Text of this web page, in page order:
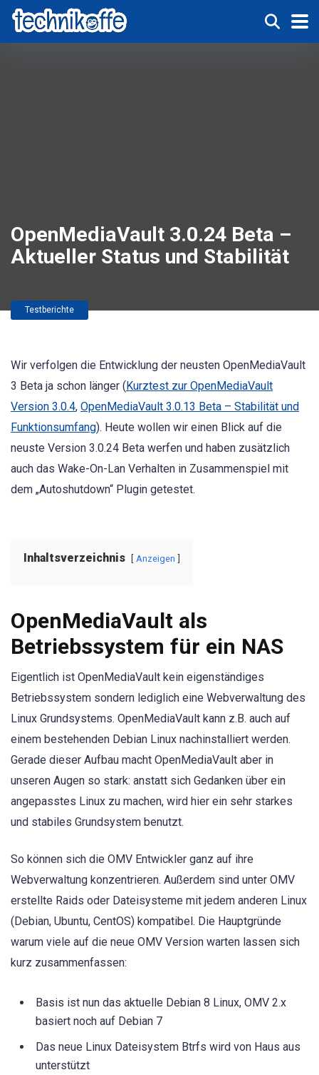
OpenMediaVault 3.0.24 Beta –
Aktueller Status und Stabilität
Testberichte
Wir verfolgen die Entwicklung der neusten OpenMediaVault
3 Beta ja schon länger (Kurztest zur OpenMediaVault
Version 3.0.4, OpenMediaVault 3.0.13 Beta – Stabilität und
Funktionsumfang). Heute wollen wir einen Blick auf die
neuste Version 3.0.24 Beta werfen und haben zusätzlich
auch das Wake-On-Lan Verhalten in Zusammenspiel mit
dem „Autoshutdown“ Plugin getestet.
Inhaltsverzeichnis Anzeigen
OpenMediaVault als
Betriebssystem für ein NAS
Eigentlich ist OpenMediaVault kein eigenständiges
Betriebssystem sondern lediglich eine Webverwaltung des
Linux Grundsystems. OpenMediaVault kann z.B. auch auf
einem bestehenden Debian Linux nachinstalliert werden.
Gerade dieser Aufbau macht OpenMediaVault aber in
unseren Augen so stark: anstatt sich Gedanken über ein
angepasstes Linux zu machen, wird hier ein sehr starkes
und stabiles Grundsystem benutzt.
So können sich die OMV Entwickler ganz auf ihre
Webverwaltung konzentrieren. Außerdem sind unter OMV
erstellte Raids oder Dateisysteme mit jedem anderen Linux
(Debian, Ubuntu, CentOS) kompatibel. Die Hauptgründe
warum viele auf die neue OMV Version warten lassen sich
kurz zusammenfassen:
Basis ist nun das aktuelle Debian 8 Linux, OMV 2.x
basiert noch auf Debian 7
Das neue Linux Dateisystem Btrfs wird von Haus aus
unterstützt